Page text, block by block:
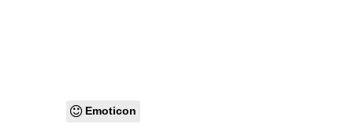
Emoticon